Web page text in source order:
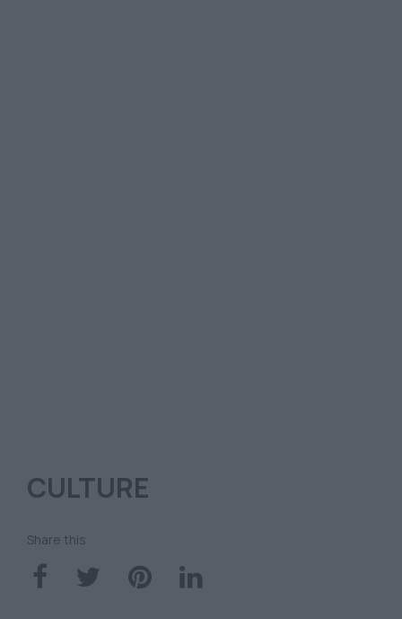
CULTURE
Share this